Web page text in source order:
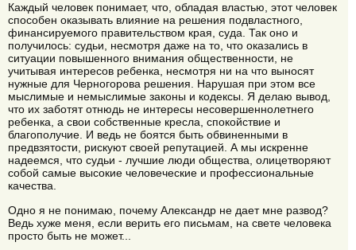
Каждый человек понимает, что, обладая властью, этот человек
способен оказывать влияние на решения подвластного,
финансируемого правительством края, суда. Так оно и
получилось: судьи, несмотря даже на то, что оказались в
ситуации повышенного внимания общественности, не
учитывая интересов ребенка, несмотря ни на что выносят
нужные для Черногорова решения. Нарушая при этом все
мыслимые и немыслимые законы и кодексы. Я делаю вывод,
что их заботят отнюдь не интересы несовершеннолетнего
ребенка, а свои собственные кресла, спокойствие и
благополучие. И ведь не боятся быть обвиненными в
предвзятости, рискуют своей репутацией. А мы искренне
надеемся, что судьи - лучшие люди общества, олицетворяют
собой самые высокие человеческие и профессиональные
качества.
Одно я не понимаю, почему Александр не дает мне развод?
Ведь хуже меня, если верить его письмам, на свете человека
просто быть не может...